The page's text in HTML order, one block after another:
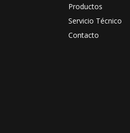
Productos
Servicio Técnico
Contacto